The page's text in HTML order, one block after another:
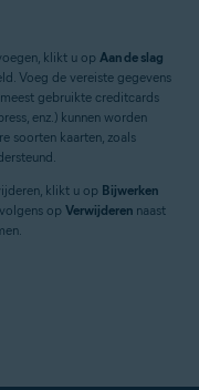
klikt u op Aan de slag
Voeg de vereiste gegevens
gebruikte creditcards
enz.) kunnen worden
soorten kaarten, zoals
klikt u op Bijwerken
op Verwijderen naast